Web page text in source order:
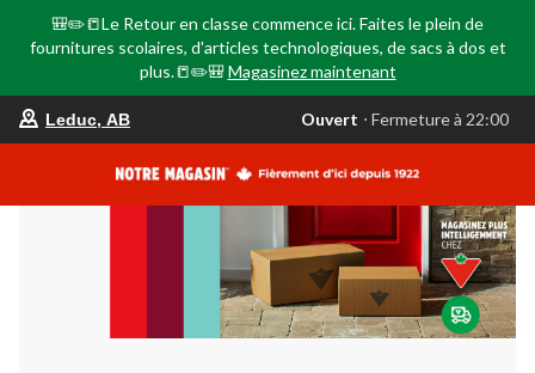
🎒✏️📒Le Retour en classe commence ici. Faites le plein de
fournitures scolaires, d'articles technologiques, de sacs à dos et
plus.📒✏️🎒 Magasinez maintenant
votre
est
AB,
Ouvert,
Fermeture
à
22:00
Leduc, AB Ouvert ⋅ Fermeture à 22:00